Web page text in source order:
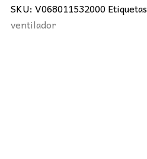
Ø107CMS
SKU: V068011532000
ventilador